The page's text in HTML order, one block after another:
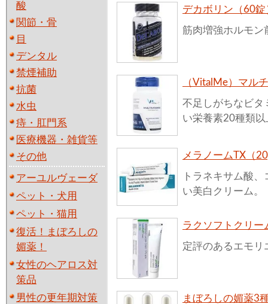
酸
関節・骨
目
デンタル
禁煙補助
抗菌
水虫
痔・肛門系
医療機器・雑貨等
その他
アーユルヴェーダ
ペット・犬用
ペット・猫用
復活！まぼろしの
媚薬！
女性のヘアロス対
策品
男性の更年期対策
デカボリン（60錠
筋肉増強ホルモン
（VitalMe）マル
不足しがちなビタ
い栄養素20種類
メラノームTX（
トラネキサム酸
い美白クリーム。
ラクソフトクリー
定評のあるエモリ
まぼろしの媚薬3